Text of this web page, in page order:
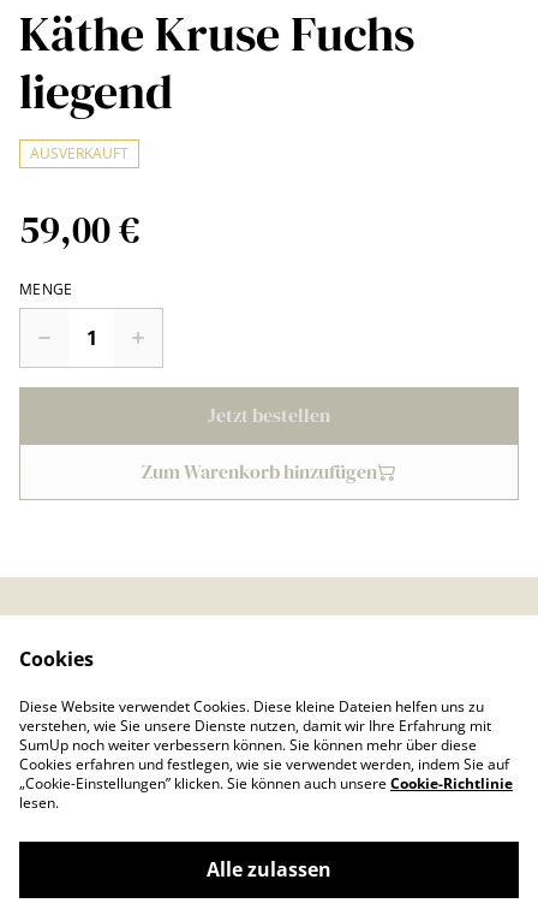
Käthe Kruse Fuchs
liegend
AUSVERKAUFT
59,00 €
MENGE
Jetzt bestellen
Zum Warenkorb hinzufügen
ngen von SumUp
Impressum
Cookies
Diese Website verwendet Cookies. Diese kleine Dateien helfen uns zu
verstehen, wie Sie unsere Dienste nutzen, damit wir Ihre Erfahrung mit
SumUp noch weiter verbessern können. Sie können mehr über diese
Cookies erfahren und festlegen, wie sie verwendet werden, indem Sie auf
„Cookie-Einstellungen” klicken. Sie können auch unsereCookie-Richtlinie
lesen.
Alle zulassen